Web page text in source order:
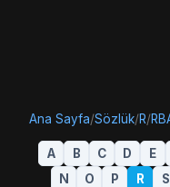
Ana Sayfa/Sözlük/R/
A B C D E
N
O P R S